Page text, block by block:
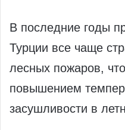
В последние годы
Турции все чаще
лесных пожаров,
повышением
засушливости в